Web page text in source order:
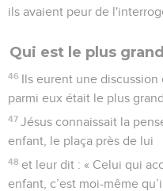
ils avaient peur de
Qui est le plus
46 Ils eurent une
parmi eux était le plus grand.
47 Jésus connaissait la
enfant, le plaça près de lui
48 et leur dit : « Celui qui
enfant, c’est moi-même